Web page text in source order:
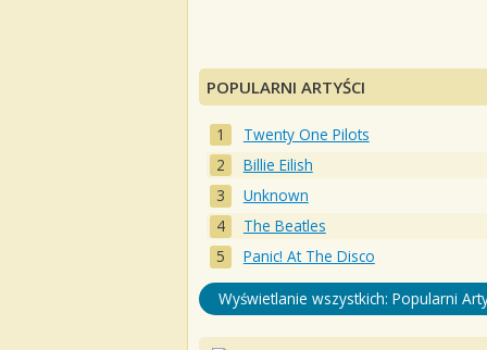
POPULARNI ARTYŚCI
Twenty One Pilots
Billie Eilish
Unknown
The Beatles
Panic! At The Disco
Wyświetlanie wszystkich: Popularni